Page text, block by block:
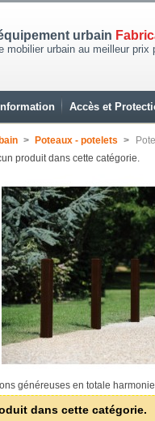
urbain
mobilier urbain au meilleur
Accès et
> Poteaux - potelets >
produit dans cette catégorie.
généreuses en totale
dans cette catégorie.